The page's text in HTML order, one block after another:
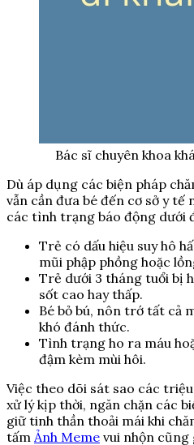
Bác sĩ chuyên khoa
Dù áp dụng các biện pháp
vẫn cần đưa bé đến cơ sở y tế
các tình trạng báo động dưới
Trẻ có dấu hiệu suy hô
mũi phập phồng hoặc
Trẻ dưới 3 tháng tuổi bị
sốt cao hay thấp.
Bé bỏ bú, nôn trớ tất cả
khó đánh thức.
Tình trạng ho ra máu
đậm kèm mùi hôi.
Việc theo dõi sát sao các
xử lý kịp thời, ngăn chặn các
giữ tinh thần thoải mái khi
tấm Ảnh Meme vui nhộn cũng